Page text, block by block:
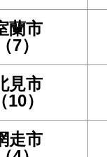
蘭市
（7）
見市
（10）
走市